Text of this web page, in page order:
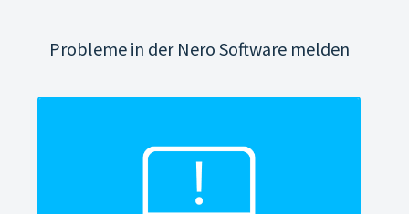
Probleme in der Nero Software melden